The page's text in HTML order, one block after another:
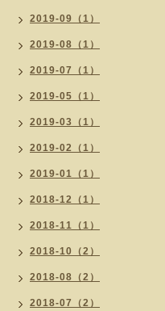
2019-09（1）
2019-08（1）
2019-07（1）
2019-05（1）
2019-03（1）
2019-02（1）
2019-01（1）
2018-12（1）
2018-11（1）
2018-10（2）
2018-08（2）
2018-07（2）